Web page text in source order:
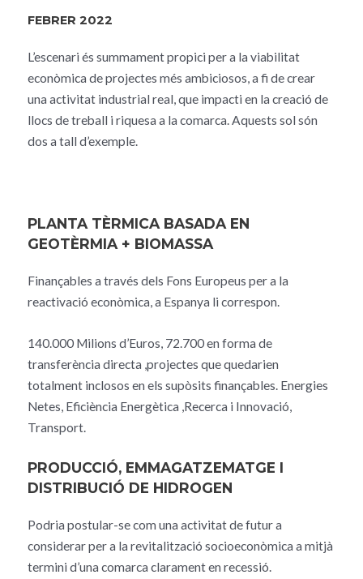
FEBRER 2022
L’escenari és summament propici per a la viabilitat
econòmica de projectes més ambiciosos, a fi de crear
una activitat industrial real, que impacti en la creació de
llocs de treball i riquesa a la comarca. Aquests sol són
dos a tall d’exemple.
PLANTA TÈRMICA BASADA EN
GEOTÈRMIA + BIOMASSA
Finançables a través dels Fons Europeus per a la
reactivació econòmica, a Espanya li correspon.
140.000 Milions d’Euros, 72.700 en forma de
transferència directa ,projectes que quedarien
totalment inclosos en els supòsits finançables. Energies
Netes, Eficiència Energètica ,Recerca i Innovació,
Transport.
PRODUCCIÓ, EMMAGATZEMATGE I
DISTRIBUCIÓ DE HIDROGEN
Podria postular-se com una activitat de futur a
considerar per a la revitalització socioeconòmica a mitjà
termini d’una comarca clarament en recessió.